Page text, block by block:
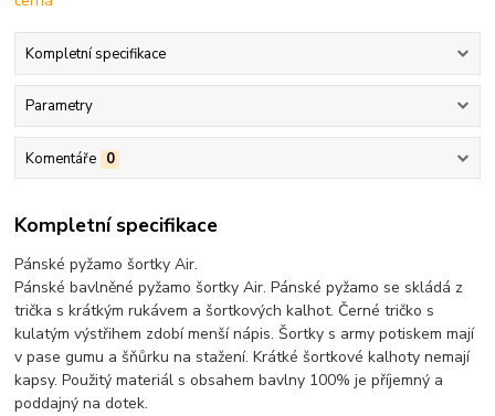
Kompletní specifikace
Parametry
Komentáře 0
Kompletní specifikace
Pánské pyžamo šortky Air.
Pánské bavlněné pyžamo šortky Air. Pánské pyžamo se skládá z
trička s krátkým rukávem a šortkových kalhot. Černé tričko s
kulatým výstřihem zdobí menší nápis. Šortky s army potiskem mají
v pase gumu a šňůrku na stažení. Krátké šortkové kalhoty nemají
kapsy. Použitý materiál s obsahem bavlny 100% je příjemný a
poddajný na dotek.